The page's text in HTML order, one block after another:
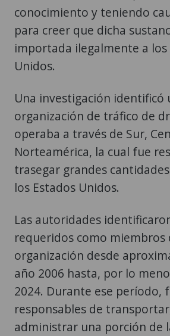
conocimiento y teniendo
para creer que dicha
importada ilegalmente a los
Unidos.
Una investigación identificó
organización de tráfico de
operaba a través de Sur,
Norteamérica, la cual fue
trasegar grandes
los Estados Unidos.
Las autoridades
requeridos como miembros
organización desde
año 2006 hasta, por lo
2024. Durante ese período,
responsables de
administrar una porción de